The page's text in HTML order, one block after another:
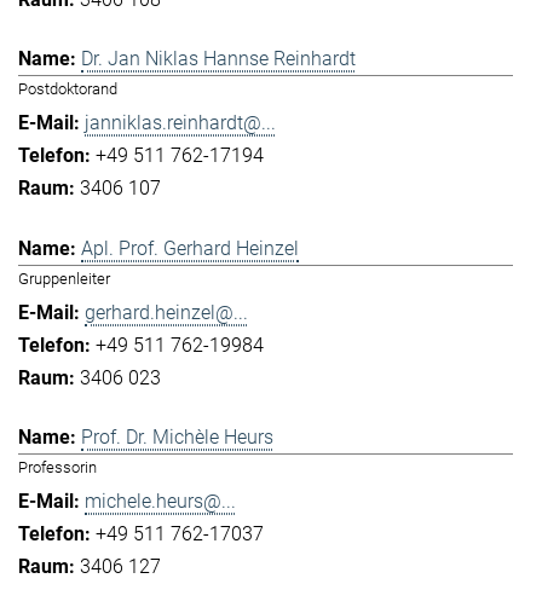
Dr. Jan Niklas Hannse Reinhardt
Postdoktorand
janniklas.reinhardt@...
+49 511 762-17194
3406 107
Apl. Prof. Gerhard Heinzel
Gruppenleiter
gerhard.heinzel@...
+49 511 762-19984
3406 023
Prof. Dr. Michèle Heurs
Professorin
michele.heurs@...
+49 511 762-17037
3406 127